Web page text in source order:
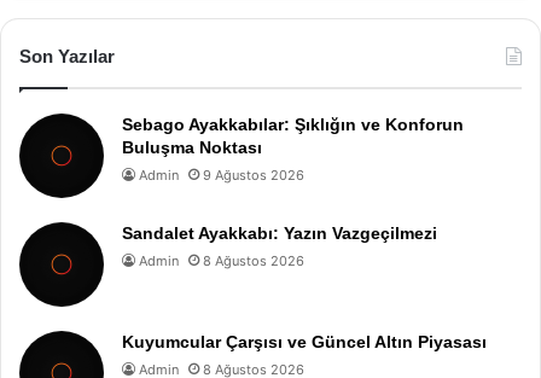
Son Yazılar
Sebago Ayakkabılar: Şıklığın ve Konforun
Buluşma Noktası
Admin 9 Ağustos 2026
Sandalet Ayakkabı: Yazın Vazgeçilmezi
Admin 8 Ağustos 2026
Kuyumcular Çarşısı ve Güncel Altın Piyasası
Admin 8 Ağustos 2026